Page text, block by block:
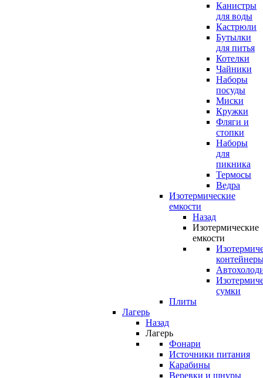
Канистры
для воды
Кастрюли
Бутылки
для питья
Котелки
Чайники
Наборы
посуды
Миски
Кружки
Фляги и
стопки
Наборы
для
пикника
Термосы
Ведра
Изотермические
емкости
Назад
Изотермические
емкости
сумки
Плиты
Лагерь
Назад
Лагерь
Фонари
Источники питания
Карабины
Веревки и шнуры